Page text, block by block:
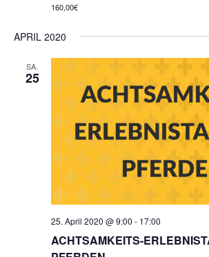
160,00€
APRIL 2020
SA.
25
25. April 2020 @ 9:00 - 17:00
ACHTSAMKEITS-